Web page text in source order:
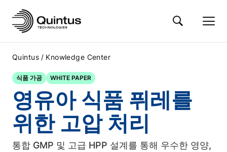
Quintus / Knowledge Center
식품 가공 WHITE PAPER
영유아 식품 퓌레를
위한 고압 처리
통합 GMP 및 고급 HPP 설계를 통해 우수한 영양,